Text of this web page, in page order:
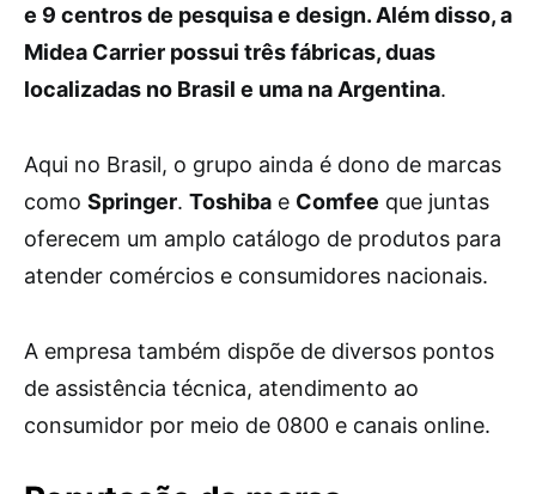
e 9 centros de pesquisa e design. Além disso, a
Midea Carrier possui três fábricas, duas
localizadas no Brasil e uma na Argentina.
Aqui no Brasil, o grupo ainda é dono de marcas
como Springer. Toshiba e Comfee que juntas
oferecem um amplo catálogo de produtos para
atender comércios e consumidores nacionais.
A empresa também dispõe de diversos pontos
de assistência técnica, atendimento ao
consumidor por meio de 0800 e canais online.